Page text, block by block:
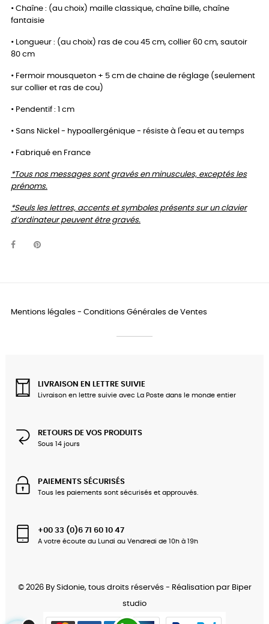
• Chaîne : (au choix) maille classique, chaîne bille, chaîne
fantaisie
• Longueur : (au choix) ras de cou 45 cm, collier 60 cm, sautoir
80 cm
• Fermoir mousqueton + 5 cm de chaine de réglage (seulement
sur collier et ras de cou)
• Pendentif : 1 cm
• Sans Nickel - hypoallergénique - résiste à l'eau et au temps
• Fabriqué en France
*Tous nos messages sont gravés en minuscules, exceptés les
prénoms.
*Seuls les lettres, accents et symboles présents sur un clavier
d’ordinateur peuvent être gravés.
Mentions légales - Conditions Générales de Ventes
LIVRAISON EN LETTRE SUIVIE
Livraison en lettre suivie avec La Poste dans le monde entier
RETOURS DE VOS PRODUITS
Sous 14 jours
PAIEMENTS SÉCURISÉS
Tous les paiements sont sécurisés et approuvés.
+00 33 (0)6 71 60 10 47
A votre écoute du Lundi au Vendredi de 10h à 19h
© 2026 By Sidonie, tous droits réservés - Réalisation par Biper
studio